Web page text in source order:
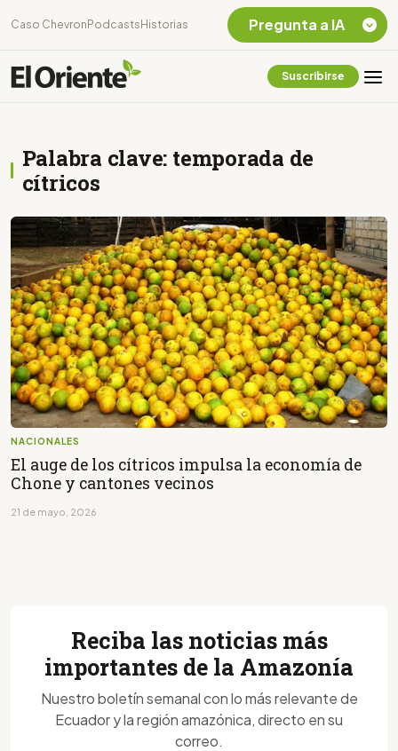
Caso Chevron Podcasts Historias
Suscribirse
Palabra clave: temporada de
cítricos
NACIONALES
El auge de los cítricos impulsa la economía de
Chone y cantones vecinos
21 de mayo, 2026
Pregunta a IA
Listar destinos
¿En que consiste la
tasa minera que rige en
Ecuador?
Reciba las noticias más
importantes de la Amazonía
Nuestro boletín semanal con lo más relevante de
Ecuador y la región amazónica, directo en su
correo.